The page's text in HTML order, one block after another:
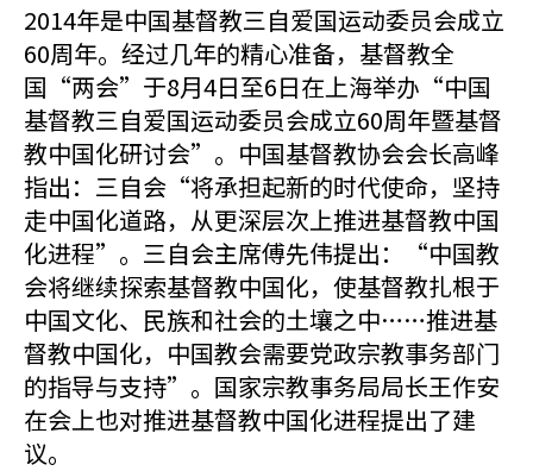
2014年是中国基督教三自爱国运动委员会成立
60周年。经过几年的精心准备，基督教全
国“两会”于8月4日至6日在上海举办“中国
基督教三自爱国运动委员会成立60周年暨基督
教中国化研讨会”。中国基督教协会会长高峰
指出：三自会“将承担起新的时代使命，坚持
走中国化道路，从更深层次上推进基督教中国
化进程”。三自会主席傅先伟提出：“中国教
会将继续探索基督教中国化，使基督教扎根于
中国文化、民族和社会的土壤之中……推进基
督教中国化，中国教会需要党政宗教事务部门
的指导与支持”。国家宗教事务局局长王作安
在会上也对推进基督教中国化进程提出了建
议。